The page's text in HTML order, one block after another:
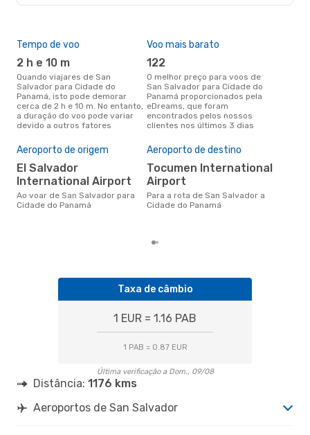
Tempo de voo
2 h e 10 m
Quando viajares de San
Salvador para Cidade do
Panamá, isto pode demorar
cerca de 2 h e 10 m. No entanto,
a duração do voo pode variar
devido a outros fatores
Voo mais barato
122
O melhor preço para voos de
San Salvador para Cidade do
Panamá proporcionados pela
eDreams, que foram
encontrados pelos nossos
clientes nos últimos 3 dias
Aeroporto de origem
El Salvador
International Airport
Ao voar de San Salvador para
Cidade do Panamá
Aeroporto de destino
Tocumen International
Airport
Para a rota de San Salvador a
Cidade do Panamá
Taxa de câmbio
1 EUR = 1.16 PAB
1 PAB = 0.87 EUR
Última verificação a Dom., 09/08
Distância: 1176 kms
Aeroportos de San Salvador